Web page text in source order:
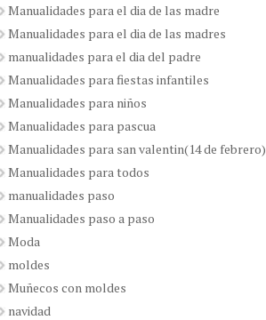
Manualidades para el dia de las madre
Manualidades para el dia de las madres
manualidades para el dia del padre
Manualidades para fiestas infantiles
Manualidades para niños
Manualidades para pascua
Manualidades para san valentin(14 de febrero)
Manualidades para todos
manualidades paso
Manualidades paso a paso
Moda
moldes
Muñecos con moldes
navidad